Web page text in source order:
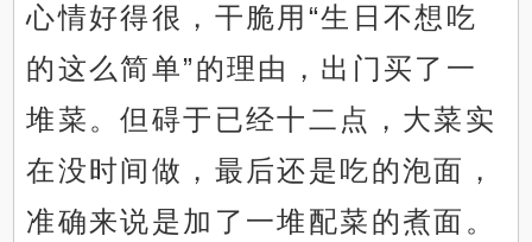
心情好得很，干脆用“生日不想吃
的这么简单”的理由，出门买了一
堆菜。但碍于已经十二点，大菜实
在没时间做，最后还是吃的泡面，
准确来说是加了一堆配菜的煮面。